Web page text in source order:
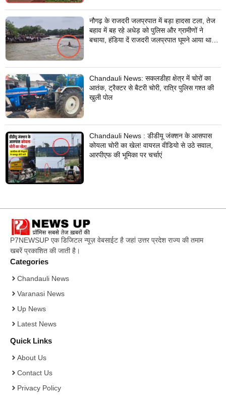
नौगढ़ के राजदरी जलप्रपात में बड़ा हादसा टला, तेज
बहाव में बह रहे अधेड़ को पुलिस और ग्रामीणों ने
बचाया, हंडिया दें राजदरी जलप्रपात घूमने आया था
Chandauli News: सकलडीहा क्षेत्र में चोरों का
आतंक, ट्रैक्टर से बैटरी चोरी, रात्रि पुलिस गश्त की
खुली पोल
Chandauli News : डीडीयू जंक्शन के आसपास
कोयला चोरी का खेल! वायरल वीडियो से उठे सवाल,
आरपीएफ की भूमिका पर चर्चाएं
P7NEWSUP एक डिजिटल न्यूज़ वेबसाईट है जहां उत्तर प्रदेश राज्य की तमाम
खबरें प्रकाशित की जाती है।
Categories
Chandauli News
Varanasi News
Up News
Latest News
Quick Links
About Us
Contact Us
Privacy Policy